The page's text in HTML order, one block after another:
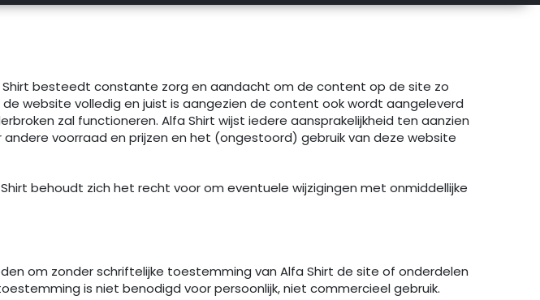
besteedt constante zorg en aandacht om de content op de site zo
website volledig en juist is aangezien de content ook wordt aangeleverd
zal functioneren. Alfa Shirt wijst iedere aansprakelijkheid ten aanzien
voorraad en prijzen en het (ongestoord) gebruik van deze website
behoudt zich het recht voor om eventuele wijzigingen met onmiddellijke
om zonder schriftelijke toestemming van Alfa Shirt de site of onderdelen
is niet benodigd voor persoonlijk, niet commercieel gebruik.